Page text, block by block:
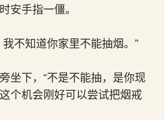
安手指一僵。
不知道你家里不能抽烟。”
坐下，“不是不能抽，是你现
个机会刚好可以尝试把烟戒